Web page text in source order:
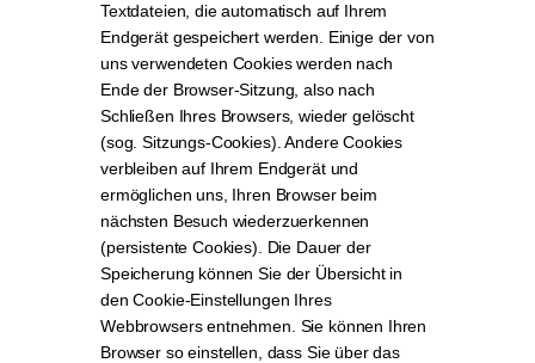
Textdateien, die automatisch auf Ihrem
Endgerät gespeichert werden. Einige der von
uns verwendeten Cookies werden nach
Ende der Browser-Sitzung, also nach
Schließen Ihres Browsers, wieder gelöscht
(sog. Sitzungs-Cookies). Andere Cookies
verbleiben auf Ihrem Endgerät und
ermöglichen uns, Ihren Browser beim
nächsten Besuch wiederzuerkennen
(persistente Cookies). Die Dauer der
Speicherung können Sie der Übersicht in
den Cookie-Einstellungen Ihres
Webbrowsers entnehmen. Sie können Ihren
Browser so einstellen, dass Sie über das